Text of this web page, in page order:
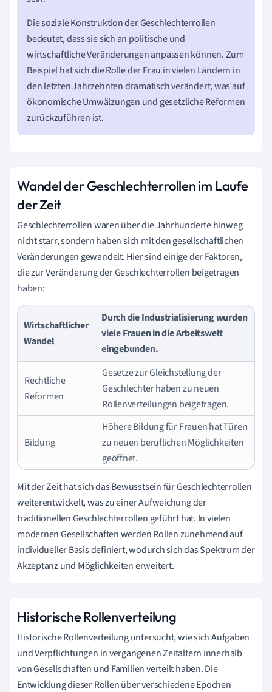
Die soziale Konstruktion der Geschlechterrollen
bedeutet, dass sie sich an politische und
wirtschaftliche Veränderungen anpassen können. Zum
Beispiel hat sich die Rolle der Frau in vielen Ländern in
den letzten Jahrzehnten dramatisch verändert, was auf
ökonomische Umwälzungen und gesetzliche Reformen
zurückzuführen ist.
Wandel der Geschlechterrollen im Laufe
der Zeit
Geschlechterrollen waren über die Jahrhunderte hinweg
nicht starr, sondern haben sich mit den gesellschaftlichen
Veränderungen gewandelt. Hier sind einige der Faktoren,
die zur Veränderung der Geschlechterrollen beigetragen
haben:
Wirtschaftlicher
Wandel
Durch die Industrialisierung wurden
viele Frauen in die Arbeitswelt
eingebunden.
Rechtliche
Reformen
Gesetze zur Gleichstellung der
Geschlechter haben zu neuen
Rollenverteilungen beigetragen.
Bildung
Höhere Bildung für Frauen hat Türen
zu neuen beruflichen Möglichkeiten
geöffnet.
Mit der Zeit hat sich das Bewusstsein für Geschlechterrollen
weiterentwickelt, was zu einer Aufweichung der
traditionellen Geschlechterrollen geführt hat. In vielen
modernen Gesellschaften werden Rollen zunehmend auf
individueller Basis definiert, wodurch sich das Spektrum der
Akzeptanz und Möglichkeiten erweitert.
Historische Rollenverteilung
Historische Rollenverteilung untersucht, wie sich Aufgaben
und Verpflichtungen in vergangenen Zeitaltern innerhalb
von Gesellschaften und Familien verteilt haben. Die
Entwicklung dieser Rollen über verschiedene Epochen